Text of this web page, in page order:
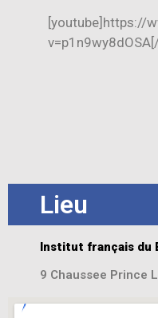
[youtube]https://
Lieu
Institut français du
9 Chaussee Prince